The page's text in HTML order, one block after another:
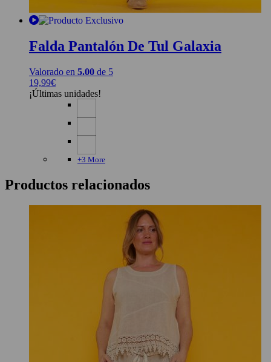
Falda Pantalón De Tul Galaxia
Valorado en 5.00 de 5
19,99€
¡Últimas unidades!
+3 More
Productos relacionados